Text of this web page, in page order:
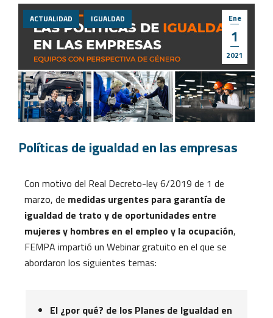
Ene
1
2021
ACTUALIDAD IGUALDAD
Políticas de igualdad en las empresas
Con motivo del Real Decreto-ley 6/2019 de 1 de
marzo, de medidas urgentes para garantía de
igualdad de trato y de oportunidades entre
mujeres y hombres en el empleo y la ocupación,
FEMPA impartió un Webinar gratuito en el que se
abordaron los siguientes temas:
El ¿por qué? de los Planes de Igualdad en